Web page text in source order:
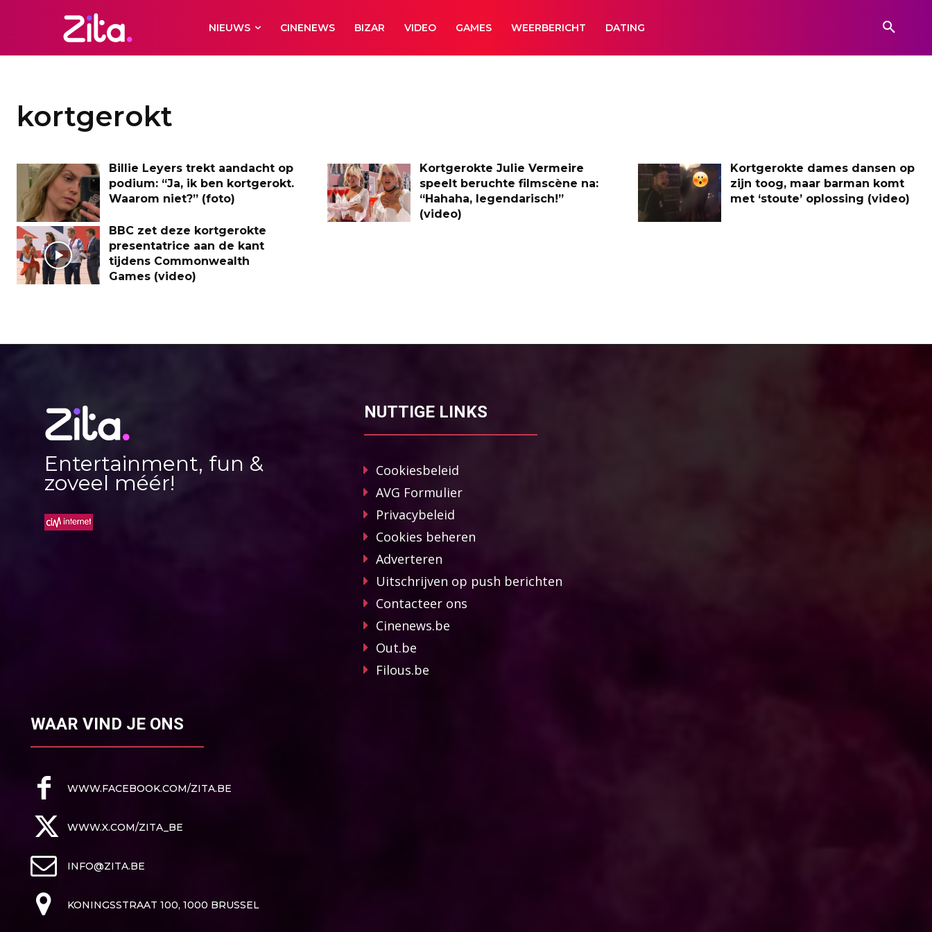
NIEUWS CINENEWS BIZAR VIDEO GAMES WEERBERICHT DATING
kortgerokt
Billie Leyers trekt aandacht op
podium: “Ja, ik ben kortgerokt.
Waarom niet?” (foto)
Kortgerokte Julie Vermeire
speelt beruchte filmscène na:
“Hahaha, legendarisch!”
(video)
Kortgerokte dames dansen op
zijn toog, maar barman komt
met ‘stoute’ oplossing (video)
BBC zet deze kortgerokte
presentatrice aan de kant
tijdens Commonwealth
Games (video)
Entertainment, fun &
zoveel méér!
NUTTIGE LINKS
Cookiesbeleid
AVG Formulier
Privacybeleid
Cookies beheren
Adverteren
Uitschrijven op push berichten
Contacteer ons
Cinenews.be
Out.be
Filous.be
WAAR VIND JE ONS
WWW.FACEBOOK.COM/ZITA.BE
WWW.X.COM/ZITA_BE
INFO@ZITA.BE
KONINGSSTRAAT 100, 1000 BRUSSEL